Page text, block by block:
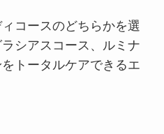
コースのどちらかを選
シアスコース、ルミナ
トータルケアできるエ